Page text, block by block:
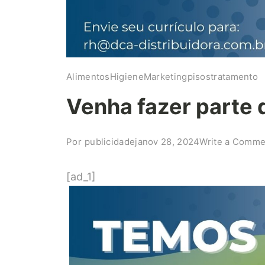
AlimentosHigieneMarketingpisostratamento
Venha fazer parte
Por publicidadejanov 28, 2024Write a
[ad_1]